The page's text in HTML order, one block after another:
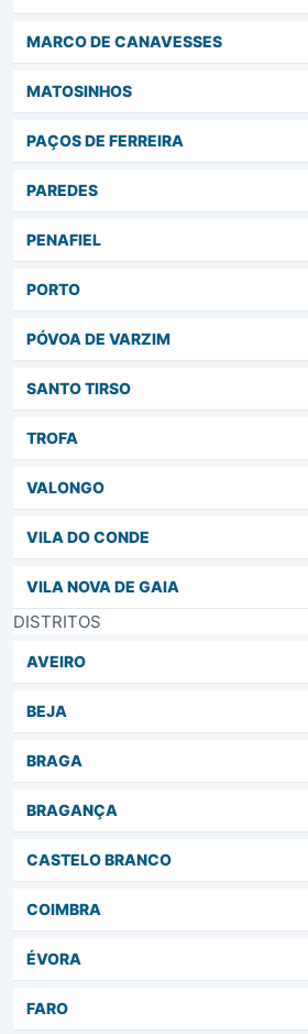
MARCO DE CANAVESSES
MATOSINHOS
PAÇOS DE FERREIRA
PAREDES
PENAFIEL
PORTO
PÓVOA DE VARZIM
SANTO TIRSO
TROFA
VALONGO
VILA DO CONDE
VILA NOVA DE GAIA
DISTRITOS
AVEIRO
BEJA
BRAGA
BRAGANÇA
CASTELO BRANCO
COIMBRA
ÉVORA
FARO